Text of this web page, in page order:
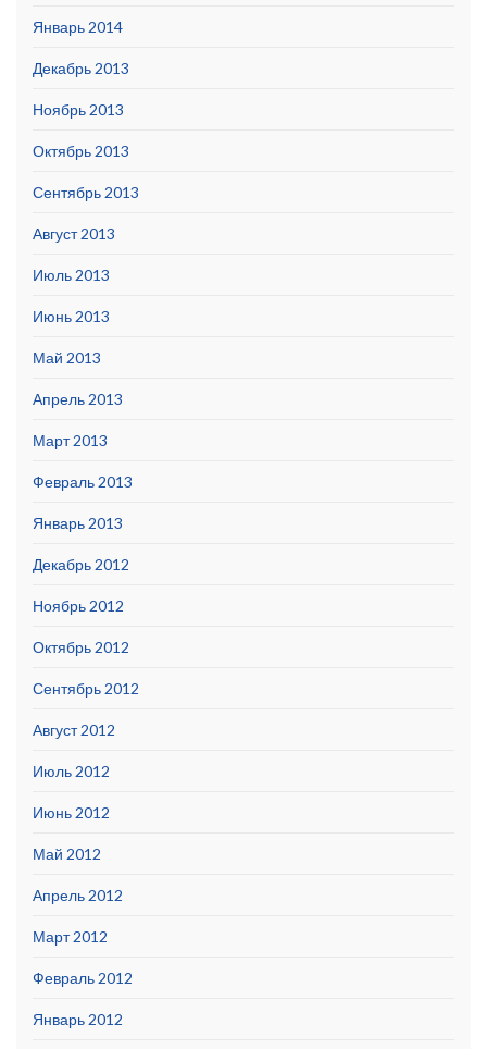
Январь 2014
Декабрь 2013
Ноябрь 2013
Октябрь 2013
Сентябрь 2013
Август 2013
Июль 2013
Июнь 2013
Май 2013
Апрель 2013
Март 2013
Февраль 2013
Январь 2013
Декабрь 2012
Ноябрь 2012
Октябрь 2012
Сентябрь 2012
Август 2012
Июль 2012
Июнь 2012
Май 2012
Апрель 2012
Март 2012
Февраль 2012
Январь 2012